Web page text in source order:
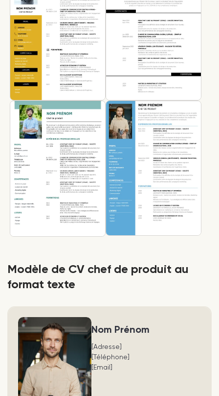
Modèle de CV chef de produit au
format texte
Nom Prénom
[Adresse]
[Téléphone]
[Email]